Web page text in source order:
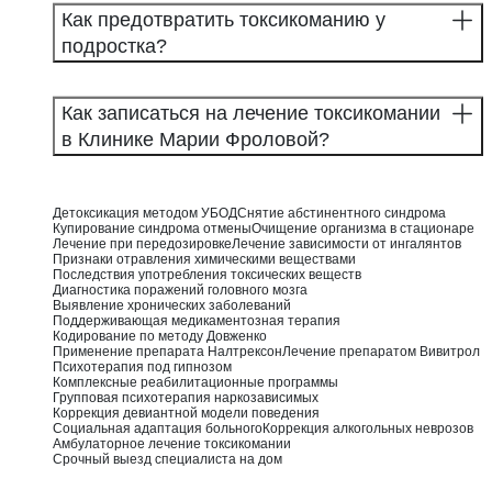
Как предотвратить токсикоманию у
подростка?
Как записаться на лечение токсикомании
в Клинике Марии Фроловой?
Детоксикация методом УБОДСнятие абстинентного синдрома
Купирование синдрома отменыОчищение организма в стационаре
Лечение при передозировкеЛечение зависимости от ингалянтов
Признаки отравления химическими веществами
Последствия употребления токсических веществ
Диагностика поражений головного мозга
Выявление хронических заболеваний
Поддерживающая медикаментозная терапия
Кодирование по методу Довженко
Применение препарата НалтрексонЛечение препаратом Вивитрол
Психотерапия под гипнозом
Комплексные реабилитационные программы
Групповая психотерапия наркозависимых
Коррекция девиантной модели поведения
Социальная адаптация больногоКоррекция алкогольных неврозов
Амбулаторное лечение токсикомании
Срочный выезд специалиста на дом